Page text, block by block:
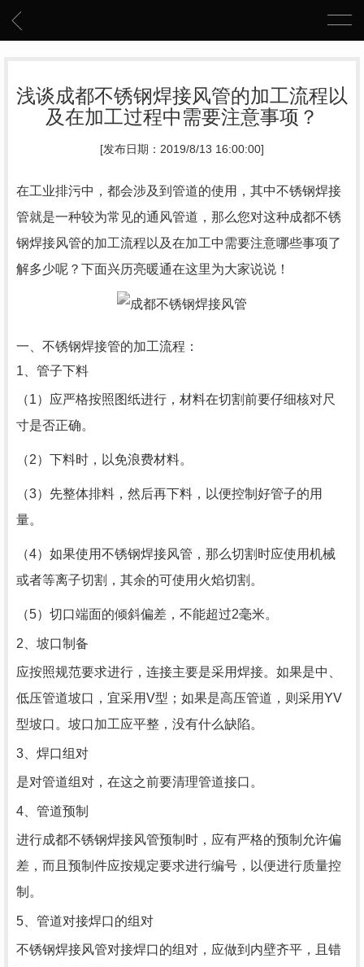
浅谈成都不锈钢焊接风管的加工流程以
及在加工过程中需要注意事项？
[发布日期：2019/8/13 16:00:00]
在工业排污中，都会涉及到管道的使用，其中不锈钢焊接
管就是一种较为常见的通风管道，那么您对这种成都不锈
钢焊接风管的加工流程以及在加工中需要注意哪些事项了
解多少呢？下面兴历亮暖通在这里为大家说说！
一、不锈钢焊接管的加工流程：
1、管子下料
（1）应严格按照图纸进行，材料在切割前要仔细核对尺
寸是否正确。
（2）下料时，以免浪费材料。
（3）先整体排料，然后再下料，以便控制好管子的用
量。
（4）如果使用不锈钢焊接风管，那么切割时应使用机械
或者等离子切割，其余的可使用火焰切割。
（5）切口端面的倾斜偏差，不能超过2毫米。
2、坡口制备
应按照规范要求进行，连接主要是采用焊接。如果是中、
低压管道坡口，宜采用V型；如果是高压管道，则采用YV
型坡口。坡口加工应平整，没有什么缺陷。
3、焊口组对
是对管道组对，在这之前要清理管道接口。
4、管道预制
进行成都不锈钢焊接风管预制时，应有严格的预制允许偏
差，而且预制件应按规定要求进行编号，以便进行质量控
制。
5、管道对接焊口的组对
不锈钢焊接风管对接焊口的组对，应做到内壁齐平，且错